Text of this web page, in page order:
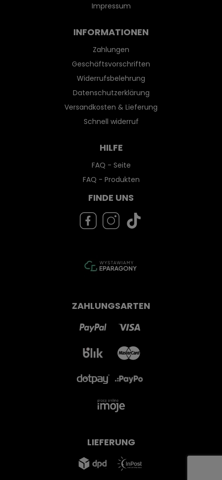
Impressum
INFORMATIONEN
Zahlungen
Geschäftsvorschriften
Widerrufsbelehrung
Datenschutzerklärung
Versandkosten & Lieferung
Schnell widerruf
HILFE
FAQ - Seite
FAQ - Produkten
FINDE UNS
ZAHLUNGSARTEN
LIEFERUNG